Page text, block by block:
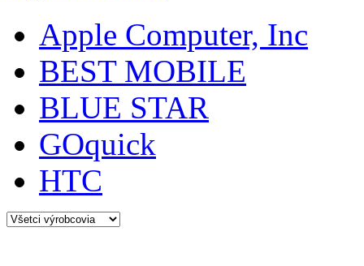
Apple Computer, Inc
BEST MOBILE
BLUE STAR
GOquick
HTC